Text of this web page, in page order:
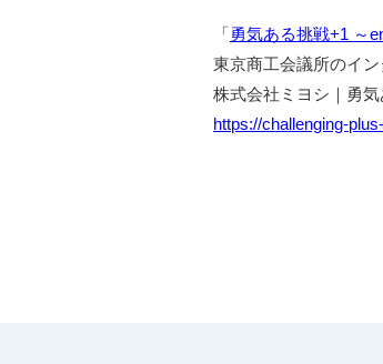
「勇気ある挑戦+1 ～
東京商工会議所のイ
株式会社ミヨシ｜勇
https://challenging-